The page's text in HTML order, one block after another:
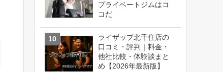
プライベートジムはコ
コだ
ライザップ北千住店の
口コミ・評判｜料金・
他社比較・体験談まと
め【2026年最新版】